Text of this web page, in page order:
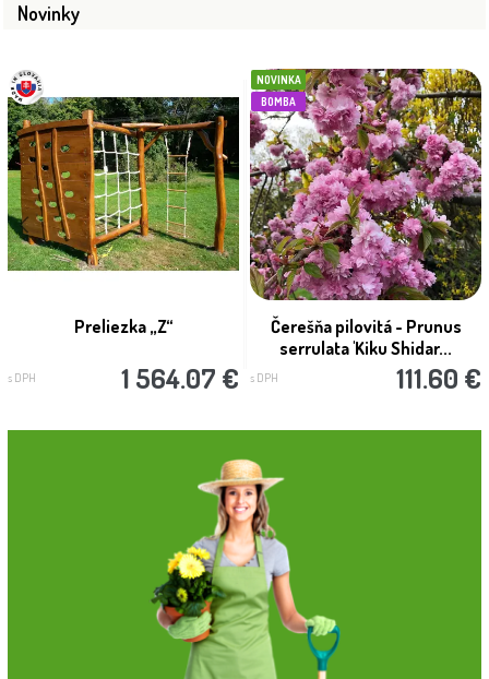
Novinky
Preliezka „Z“
s DPH 1 564.07 €
NOVINKA
BOMBA
Čerešňa pilovitá - Prunus
serrulata 'Kiku Shidar...
s DPH 111.60 €